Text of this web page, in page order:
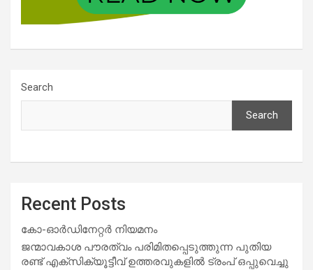
Search
Search
Recent Posts
കോ-ഓർഡിനേറ്റർ നിയമനം
ജന്മാവകാശ പൗരത്വം പരിമിതപ്പെടുത്തുന്ന പുതിയ
രണ്ട് എക്സിക്യൂട്ടീവ് ഉത്തരവുകളിൽ ട്രംപ് ഒപ്പുവെച്ചു